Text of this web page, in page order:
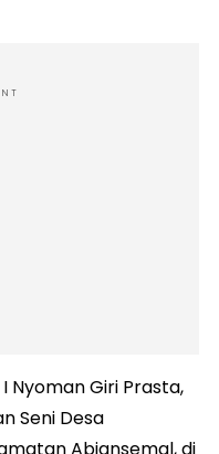
I Nyoman Giri Prasta,
Seni Desa
Abiansemal, di